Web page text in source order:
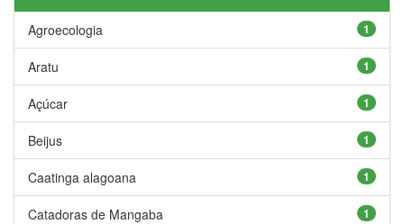
1
Agroecologia
1
Aratu
1
Açúcar
1
Beijus
1
Caatinga alagoana
1
Catadoras de Mangaba